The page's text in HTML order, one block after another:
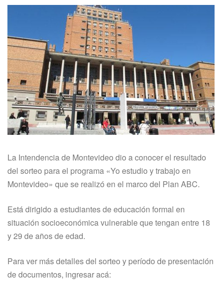
La Intendencia de Montevideo dio a conocer el resultado
del sorteo para el programa «Yo estudio y trabajo en
Montevideo» que se realizó en el marco del Plan ABC.
Está dirigido a estudiantes de educación formal en
situación socioeconómica vulnerable que tengan entre 18
y 29 de años de edad.
Para ver más detalles del sorteo y período de presentación
de documentos, ingresar acá: